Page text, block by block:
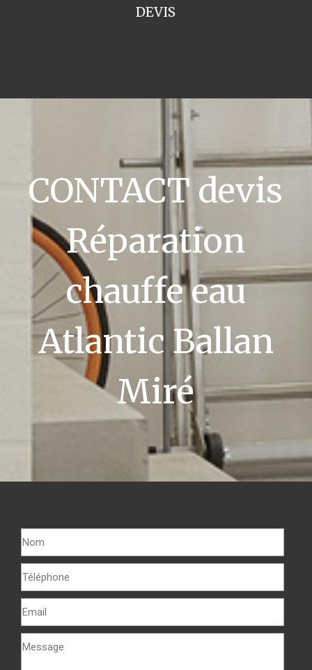
DEVIS
CONTACT devis
Réparation
chauffe eau
Atlantic Ballan
Miré